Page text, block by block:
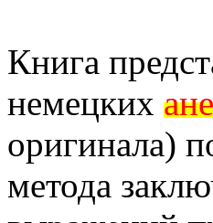
Книга
немецких
оригинала)
метода